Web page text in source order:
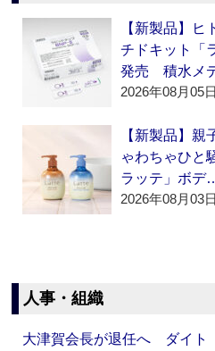
【新製品】
チドキット「
発売 積水メ
2026年08月05
【新製品】
ゃわちゃひと
ラッテ」ボデ
2026年08月03
人事・組織
大津賀会長が退任へ ダイト